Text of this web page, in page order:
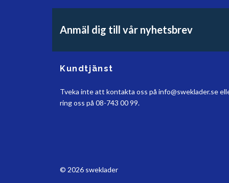
Anmäl dig till vår nyhetsbrev
Kundtjänst
Tveka inte att kontakta oss på info@sweklader.se
ring oss på 08-743 00 99.
© 2026 sweklader